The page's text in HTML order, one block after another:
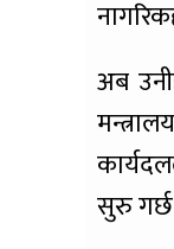
अब
सुरु गर्छ